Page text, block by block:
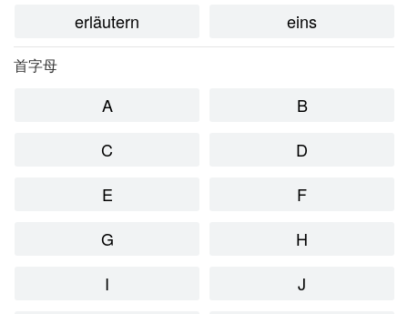
erläutern
eins
首字母
A
B
C
D
E
F
G
H
I
J